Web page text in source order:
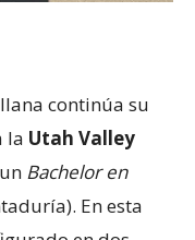
continúa su
la Utah Valley
Bachelor en
En esta